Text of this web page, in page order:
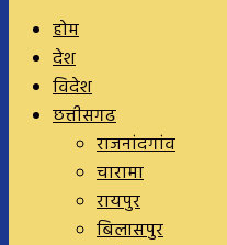
होम
देश
विदेश
छत्तीसगढ
राजनांदगांव
चारामा
रायपुर
बिलासपुर